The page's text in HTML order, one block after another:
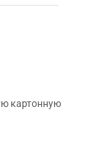
картонную